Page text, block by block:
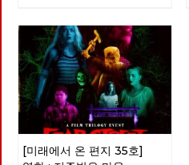
기획 : 중국 공산당 100년 어떻
게 평가할 것인가? - 1편 : 중국에
서 수정주의의 등장과 중국 사회
의 사회주의 시장경제로의 전환
- 2편 : 중국의 개혁개방이 성공
한 이유 □ 특집 : 노동조합을 넘
어 노동운동으로 □ 역사 : 경성
의 재발견 01 □ 정세 : 7월의 정
세 □ 사람 : '공공교통을 다시 디
자인하다' 김덕성 □ 도서 : 조직
구성원 모두가 권력을 가지는 것
대시키고 서방과의 교역을 추진
하는 사회주의 시장경제로 전환
하고자 하였다. 고르바초프가 도
입한 국영기업의 독립채산제, 소
규모 사기업의 인정, 부분적인
민영화, 시장의 확대, 서방과의
관계 개선과 투자 유치, 화폐사
용의 확대, 무역의 개방 등은 중
국의 개혁정책과 동일하였다. 덩
샤오핑은 공산당과 국가를 구별
하여 국사는 국가기관이 맡도록
하고 있는 김덕성 당원을 만났습
니다. "버스)공영제라는 것은 국
가가 주도해서 교통을 디자인하
는 거예요. 사회적 약자에 대한
교통 이용권 같은 것을 국가가
디자인 할 수 있습니다."
[미래에서 온 편지 35호]